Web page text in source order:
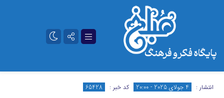
تلگرام آپارات
انتشار : 4 جولای 2025 - 20:00 کد خبر : 65428